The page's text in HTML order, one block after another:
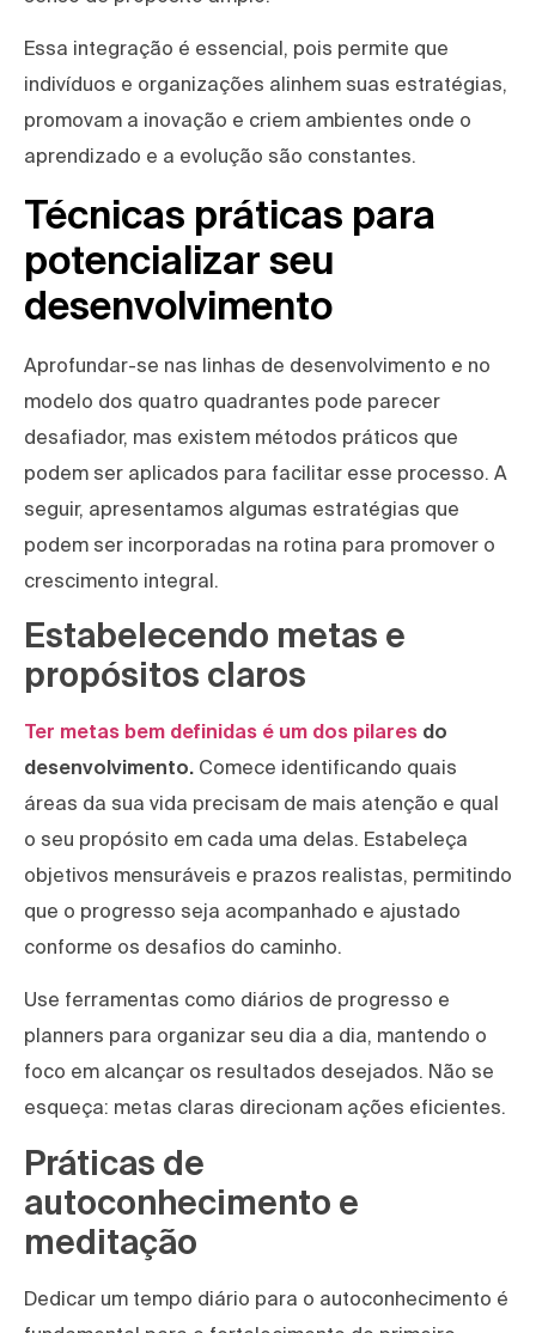
Essa integração é essencial, pois permite que
indivíduos e organizações alinhem suas estratégias,
promovam a inovação e criem ambientes onde o
aprendizado e a evolução são constantes.
Técnicas práticas para
potencializar seu
desenvolvimento
Aprofundar-se nas linhas de desenvolvimento e no
modelo dos quatro quadrantes pode parecer
desafiador, mas existem métodos práticos que
podem ser aplicados para facilitar esse processo. A
seguir, apresentamos algumas estratégias que
podem ser incorporadas na rotina para promover o
crescimento integral.
Estabelecendo metas e
propósitos claros
Ter metas bem definidas é um dos pilares do
desenvolvimento. Comece identificando quais
áreas da sua vida precisam de mais atenção e qual
o seu propósito em cada uma delas. Estabeleça
objetivos mensuráveis e prazos realistas, permitindo
que o progresso seja acompanhado e ajustado
conforme os desafios do caminho.
Use ferramentas como diários de progresso e
planners para organizar seu dia a dia, mantendo o
foco em alcançar os resultados desejados. Não se
esqueça: metas claras direcionam ações eficientes.
Práticas de
autoconhecimento e
meditação
Dedicar um tempo diário para o autoconhecimento é